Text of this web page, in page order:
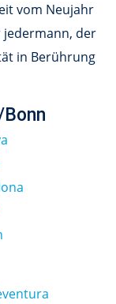
vom Neujahr
jedermann, der
in Berührung